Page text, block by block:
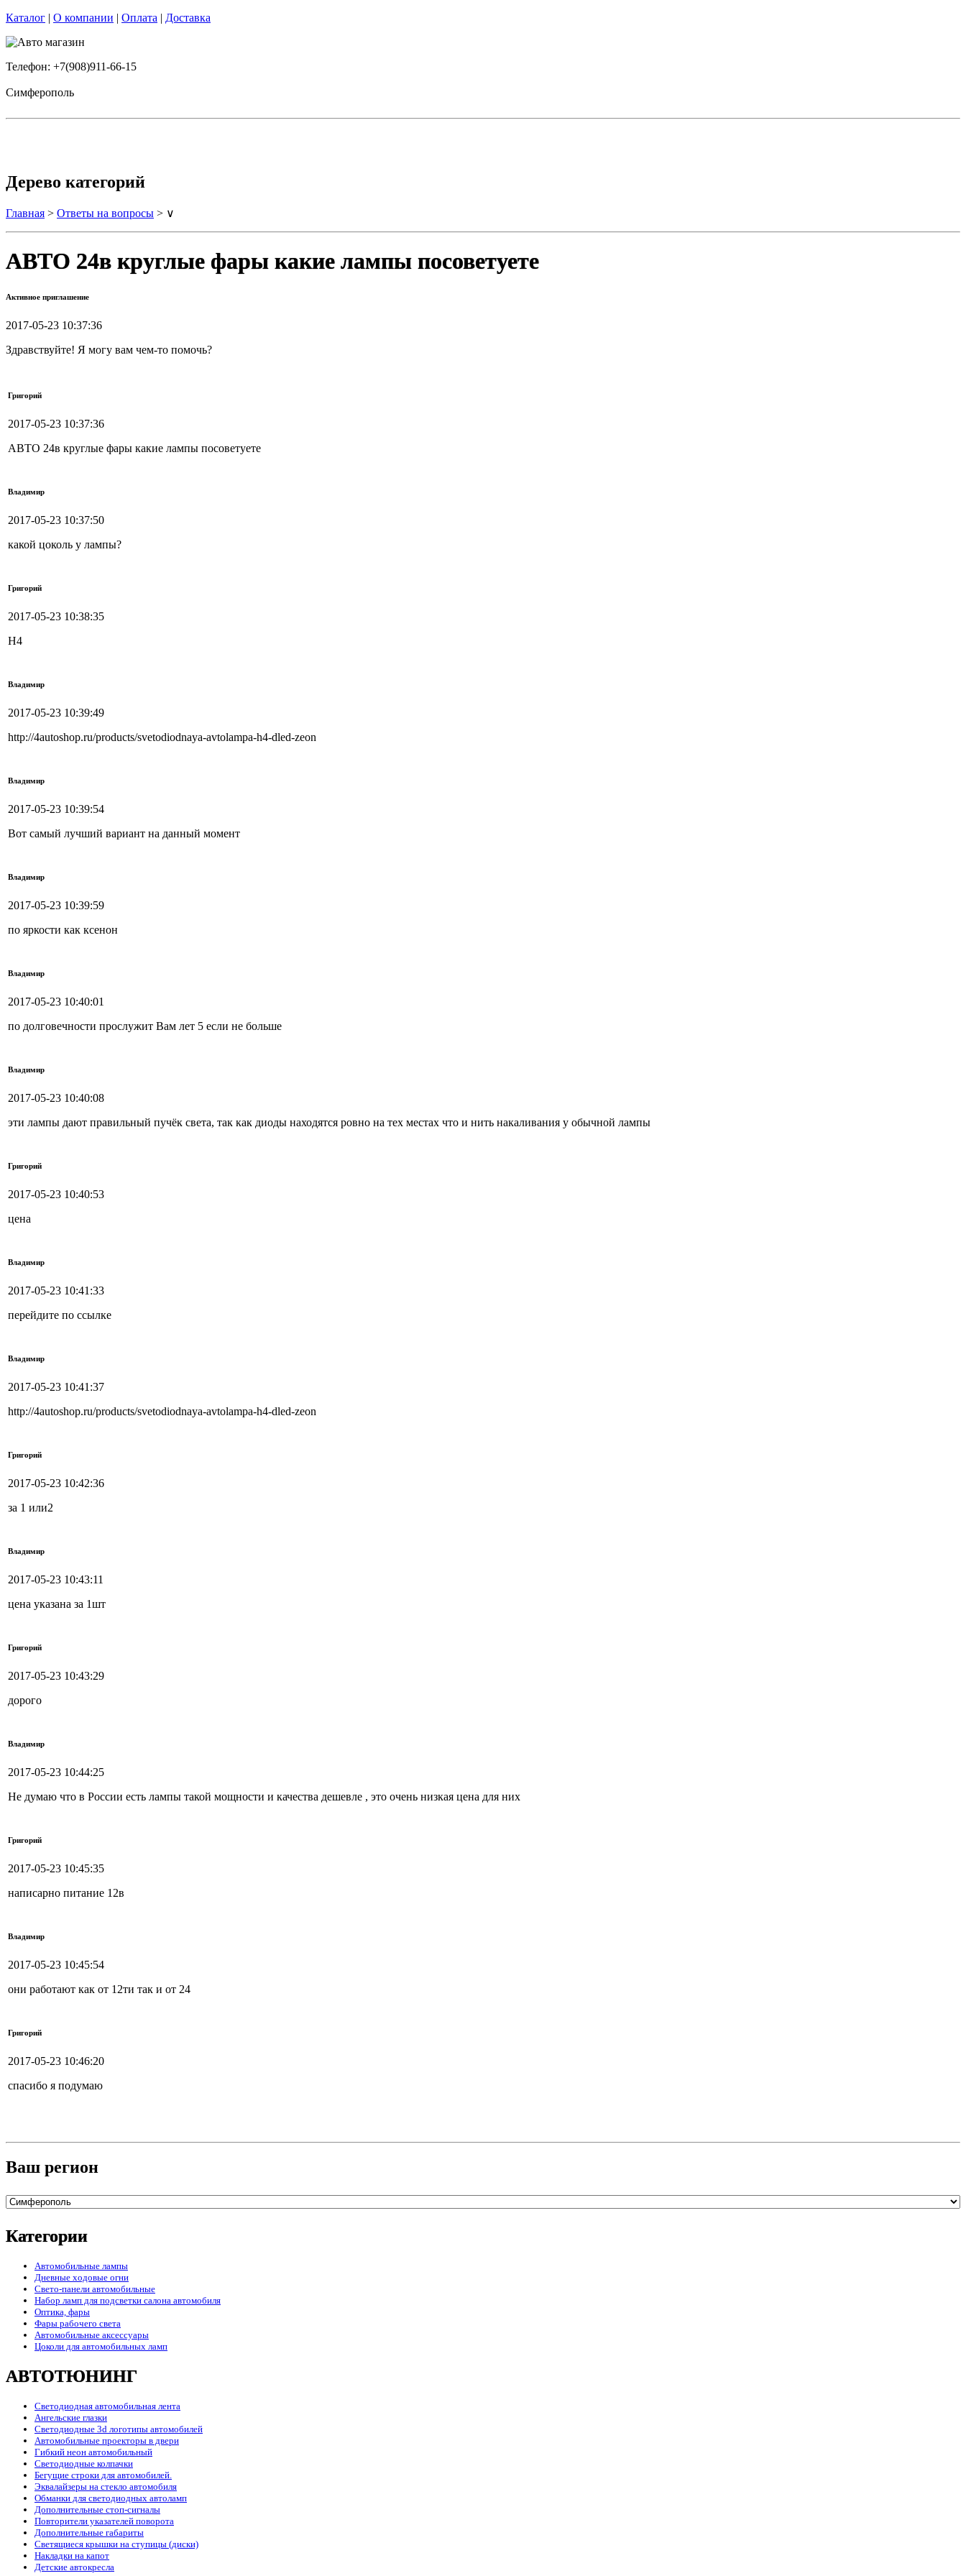
Каталог | О компании | Оплата | Доставка
Телефон: +7(908)911-66-15
Симферополь
Дерево категорий
Главная > Ответы на вопросы > ∨
АВТО 24в круглые фары какие лампы посоветуете
Активное приглашение
2017-05-23 10:37:36
Здравствуйте! Я могу вам чем-то помочь?
Григорий
2017-05-23 10:37:36
АВТО 24в круглые фары какие лампы посоветуете
Владимир
2017-05-23 10:37:50
какой цоколь у лампы?
Григорий
2017-05-23 10:38:35
H4
Владимир
2017-05-23 10:39:49
http://4autoshop.ru/products/svetodiodnaya-avtolampa-h4-dled-zeon
Владимир
2017-05-23 10:39:54
Вот самый лучший вариант на данный момент
Владимир
2017-05-23 10:39:59
по яркости как ксенон
Владимир
2017-05-23 10:40:01
по долговечности прослужит Вам лет 5 если не больше
Владимир
2017-05-23 10:40:08
эти лампы дают правильный пучёк света, так как диоды находятся ровно на тех местах что и нить накаливания у обычной лампы
Григорий
2017-05-23 10:40:53
цена
Владимир
2017-05-23 10:41:33
перейдите по ссылке
Владимир
2017-05-23 10:41:37
http://4autoshop.ru/products/svetodiodnaya-avtolampa-h4-dled-zeon
Григорий
2017-05-23 10:42:36
за 1 или2
Владимир
2017-05-23 10:43:11
цена указана за 1шт
Григорий
2017-05-23 10:43:29
дорого
Владимир
2017-05-23 10:44:25
Не думаю что в России есть лампы такой мощности и качества дешевле , это очень низкая цена для них
Григорий
2017-05-23 10:45:35
написарно питание 12в
Владимир
2017-05-23 10:45:54
они работают как от 12ти так и от 24
Григорий
2017-05-23 10:46:20
спасибо я подумаю
Ваш регион
Категории
Автомобильные лампы
Дневные ходовые огни
Свето-панели автомобильные
Набор ламп для подсветки салона автомобиля
Оптика, фары
Фары рабочего света
Автомобильные аксессуары
Цоколи для автомобильных ламп
АВТОТЮНИНГ
Светодиодная автомобильная лента
Ангельские глазки
Светодиодные 3d логотипы автомобилей
Автомобильные проекторы в двери
Гибкий неон автомобильный
Светодиодные колпачки
Бегущие строки для автомобилей.
Эквалайзеры на стекло автомобиля
Обманки для светодиодных автоламп
Дополнительные стоп-сигналы
Повторители указателей поворота
Дополнительные габариты
Светящиеся крышки на ступицы (диски)
Накладки на капот
Детские автокресла